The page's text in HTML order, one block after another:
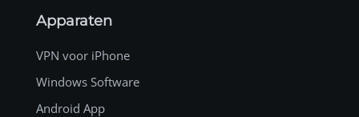
Apparaten
VPN voor iPhone
Windows Software
Android App